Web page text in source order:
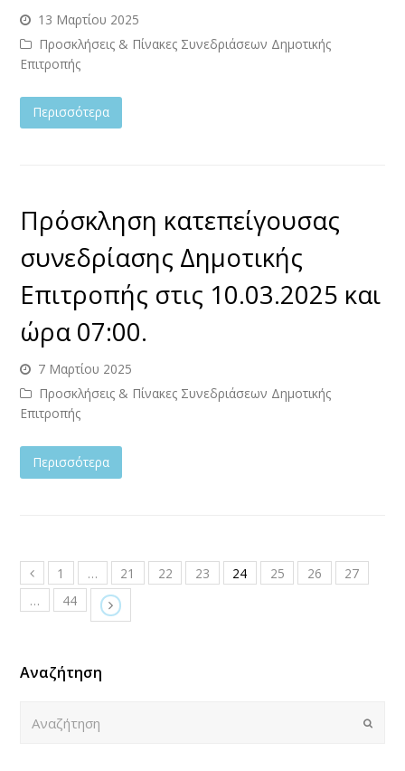
13 Μαρτίου 2025
Προσκλήσεις & Πίνακες Συνεδριάσεων Δημοτικής
Επιτροπής
Περισσότερα
Πρόσκληση κατεπείγουσας
συνεδρίασης Δημοτικής
Επιτροπής στις 10.03.2025 και
ώρα 07:00.
7 Μαρτίου 2025
Προσκλήσεις & Πίνακες Συνεδριάσεων Δημοτικής
Επιτροπής
Περισσότερα
1 … 21 22 23 24 25 26
27
…
44
Αναζήτηση
Submit